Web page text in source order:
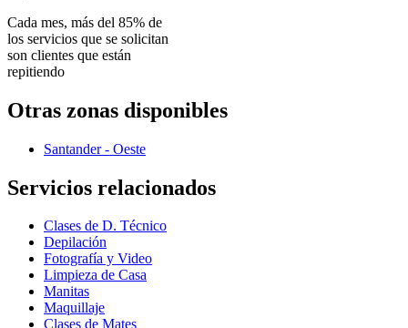
Cada mes, más del 85% de
los servicios que se solicitan
son clientes que están
repitiendo
Otras zonas disponibles
Santander - Oeste
Servicios relacionados
Clases de D. Técnico
Depilación
Fotografía y Video
Limpieza de Casa
Manitas
Maquillaje
Clases de Mates